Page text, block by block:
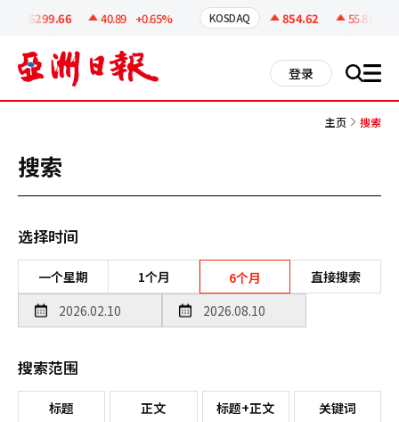
6299.66 40.89 +0.65% KOSDAQ 854.62 55.81
登录 搜 all
主页 搜索
搜索
选择时间
一个星期 1个月 6个月 直接搜索
搜索范围
标题 正文 标题+正文 关键词